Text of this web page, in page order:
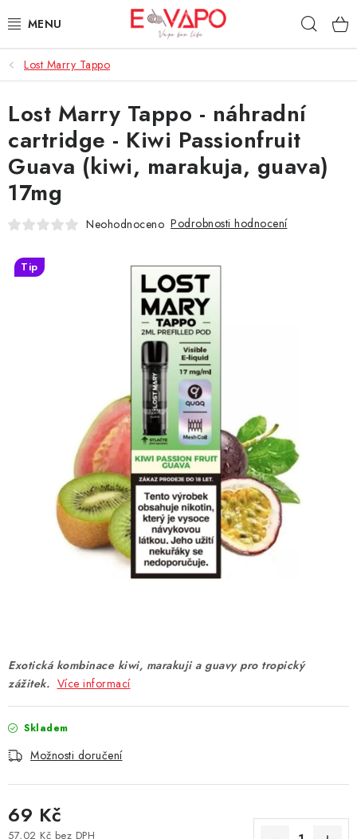
na
3D TISK
TIPY ZA DOBROU CENU
AROMATA A PŘÍCHUTĚ
BÁZE
E-LIQUIDY
E-CIGARETY
ATOMIZÉRY A CARTRIDGE
BATERIE A NABÍJEČKY
GRIPY & MODY
JEDNORÁZOVÉ A DOBÍJECÍ E-CIGARETY
ZNAČKY
Vše o nákupu
Kontakty
Prodejny
Lost Marry Tappo
Exotická kombinace kiwi, marakuji a guavy pro tropický
zážitek. Více informací
Skladem
Možnosti doručení
69 Kč
57,02 Kč bez DPH
Lost Marry Tappo - náhradní
cartridge - Kiwi Passionfruit
Guava (kiwi, marakuja, guava)
17mg
Neohodnoceno Podrobnosti hodnocení
Tip